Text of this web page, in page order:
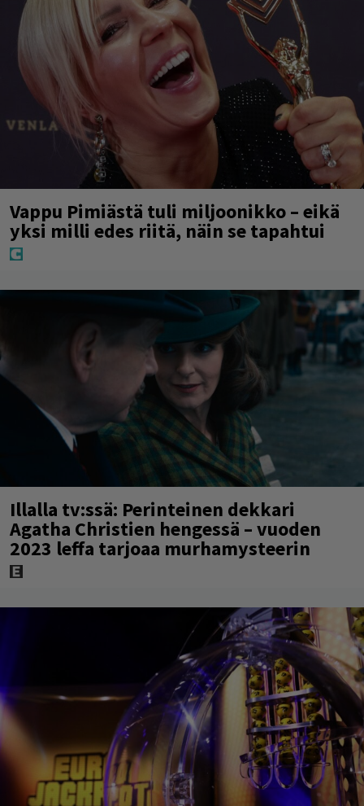
Vappu Pimiästä tuli miljoonikko – eikä
yksi milli edes riitä, näin se tapahtui
Illalla tv:ssä: Perinteinen dekkari
Agatha Christien hengessä – vuoden
2023 leffa tarjoaa murhamysteerin